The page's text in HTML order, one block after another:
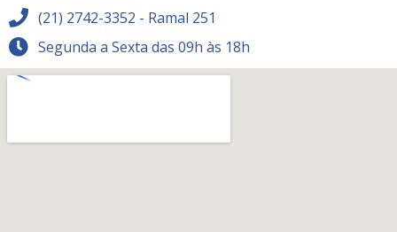
(21) 2742-3352 - Ramal 251
Segunda a Sexta das 09h às 18h